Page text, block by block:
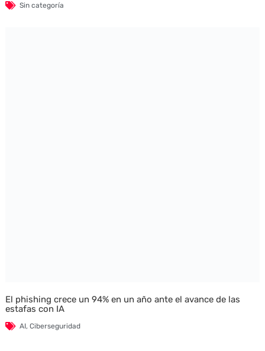
Sin categoría
El phishing crece un 94% en un año ante el avance de las
estafas con IA
AI, Ciberseguridad